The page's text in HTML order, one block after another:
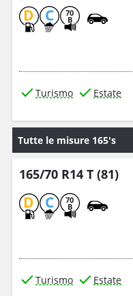
D C 70
B
Turismo Estate
Tutte le misure 165's
165/70 R14 T (81)
D C 70
B
Turismo Estate